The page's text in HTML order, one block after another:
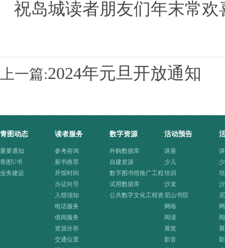
祝岛城读者朋友们年末常
上一篇:2024年元旦开放通知
青图动态
重要通知
青图U书
业务建设
读者服务
参考咨询
新书推荐
开馆时间
办证向导
入馆须知
电话服务
借阅服务
资源分布
交通位置
数字资源
外购数据库
自建资源
数字图书馆推广工程
资源
试用数据库
公共数字文化工程资
活动预告
讲座
少儿
培训
沙龙
尼山书院
网络
阅读
展览
影音